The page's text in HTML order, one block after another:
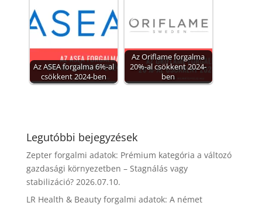
Az ASEA forgalma 6%-al
csökkent 2024-ben
Az Oriflame forgalma
20%-al csökkent 2024-
ben
Legutóbbi bejegyzések
Zepter forgalmi adatok: Prémium kategória a változó
gazdasági környezetben – Stagnálás vagy
stabilizáció? 2026.07.10.
LR Health & Beauty forgalmi adatok: A német